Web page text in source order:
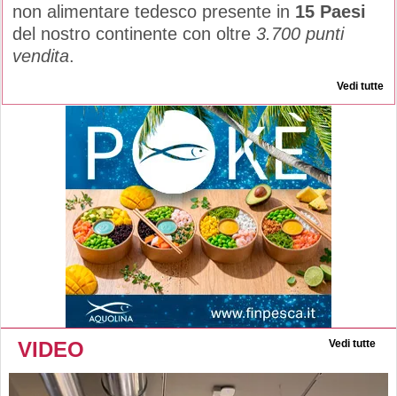
non alimentare tedesco presente in 15 Paesi
del nostro continente con oltre 3.700 punti
vendita.
Vedi tutte
VIDEO Vedi tutte